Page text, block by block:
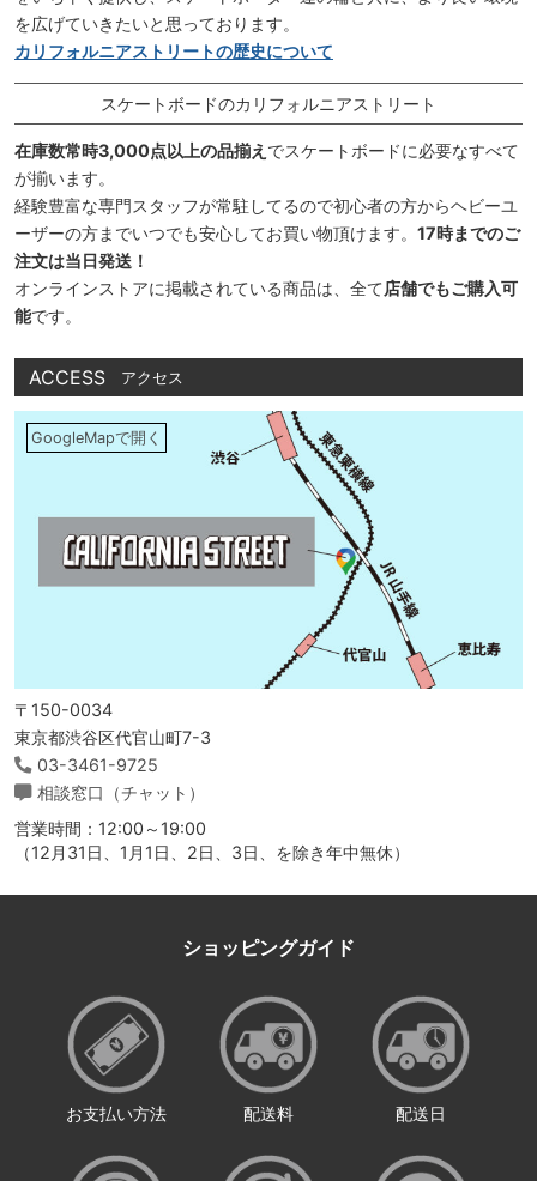
を広げていきたいと思っております。
カリフォルニアストリートの歴史について
スケートボードのカリフォルニアストリート
在庫数常時3,000点以上の品揃え でスケートボードに必要なすべて
が揃います。
経験豊富な専門スタッフが常駐してるので初心者の方からヘビーユ
ーザーの方までいつでも安心してお買い物頂けます。 17時までのご
注文は当日発送！
オンラインストアに掲載されている商品は、全て店舗でもご購入可
能です。
ACCESS アクセス
GoogleMapで開く
〒150-0034
東京都渋谷区代官山町7-3
03-3461-9725
相談窓口（チャット）
営業時間：12:00～19:00
（12月31日、1月1日、2日、3日、を除き年中無休）
ショッピングガイド
お支払い方法 配送料 配送日